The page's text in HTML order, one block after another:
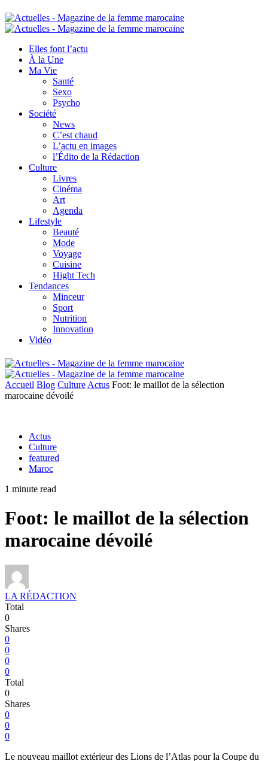
Elles font l’actu
À la Une
Ma Vie
Santé
Sexo
Psycho
Société
News
C’est chaud
L’actu en images
l’Édito de la Rédaction
Culture
Livres
Cinéma
Art
Agenda
Lifestyle
Beauté
Mode
Voyage
Cuisine
Hight Tech
Tendances
Minceur
Sport
Nutrition
Innovation
Vidéo
Accueil Blog Culture Actus Foot: le maillot de la sélection
marocaine dévoilé
Actus
Culture
featured
Maroc
1 minute read
Foot: le maillot de la sélection
marocaine dévoilé
LA RÉDACTION
Total
0
Shares
0
0
0
0
Total
0
Shares
0
0
0
Le nouveau maillot extérieur des Lions de l’Atlas pour la Coupe du